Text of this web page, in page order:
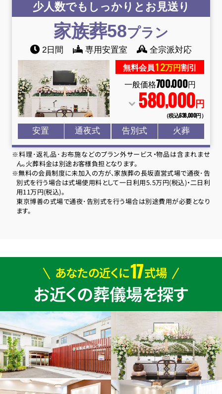
少人数でもしっかりとお見送り
家族葬58プラン
2日間 専用安置室 全宗派対応
無料会員12万円割引
一般価格700,000円
580,000円
（税込638,000円）
安置 通夜式 告別式 火葬
※料理･返礼品･お布施などのプラン外サービス・物品は含まれませ
ん。火葬料金は別途お客様負担となります。
※無料の会員制度に未加入の方が、家族葬の長坂直営式場で通夜･告
別式を行う場合は式場使用料として一日利用5.5万円(税込)・二日利
用11万円(税込)。
東京博善の式場で通夜･告別式を行う場合は別途費用が必要となり
ます。
あなたの近くに17式場
お近くの葬儀場を探す